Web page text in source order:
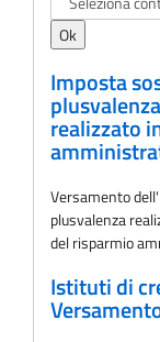
Imposta
realizzato
Versamento
plusvalenza
del risparmio
Istituti di